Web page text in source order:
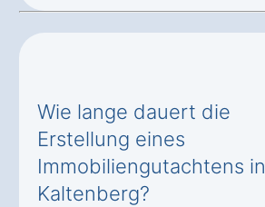
Wie lange dauert die
Erstellung eines
Immobiliengutachtens in
Kaltenberg?